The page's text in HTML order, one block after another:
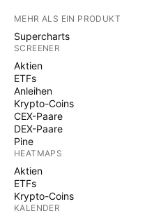
MEHR ALS EIN PRODUKT
Supercharts
SCREENER
Aktien
ETFs
Anleihen
Krypto-Coins
CEX-Paare
DEX-Paare
Pine
HEATMAPS
Aktien
ETFs
Krypto-Coins
KALENDER